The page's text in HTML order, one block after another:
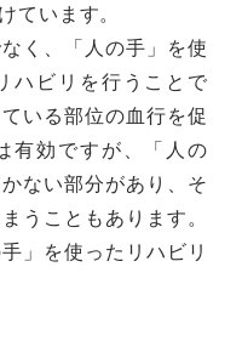
ています。
く、「人の手」を使
ハビリを行うことで
いる部位の血行を促
有効ですが、「人の
ない部分があり、そ
うこともあります。
」を使ったリハビリ